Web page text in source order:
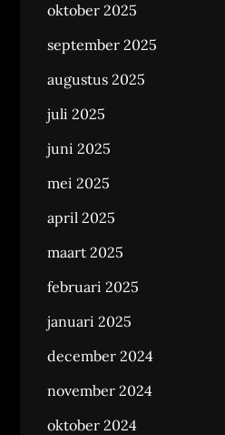
oktober 2025
september 2025
augustus 2025
juli 2025
juni 2025
mei 2025
april 2025
maart 2025
februari 2025
januari 2025
december 2024
november 2024
oktober 2024